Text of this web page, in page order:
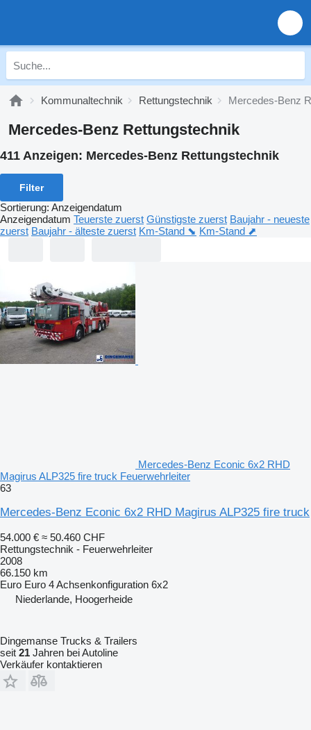
Kommunaltechnik Rettungstechnik Mercedes-Benz
Mercedes-Benz Rettungstechnik
411 Anzeigen: Mercedes-Benz Rettungstechnik
Filter
Sortierung: Anzeigendatum
Anzeigendatum Teuerste zuerst Günstigste zuerst Baujahr - neueste
zuerst Baujahr - älteste zuerst Km-Stand ⬊ Km-Stand ⬈
Mercedes-Benz Econic 6x2 RHD
Magirus ALP325 fire truck Feuerwehrleiter
63
Mercedes-Benz Econic 6x2 RHD Magirus ALP325 fire truck
54.000 € ≈ 50.460 CHF
Rettungstechnik - Feuerwehrleiter
2008
66.150 km
Euro Euro 4Achsenkonfiguration 6x2
Niederlande, Hoogerheide
Dingemanse Trucks & Trailers
seit 21 Jahren bei Autoline
Verkäufer kontaktieren